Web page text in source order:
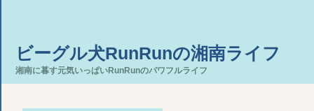
ビーグル犬RunRunの湘南ライフ
湘南に暮す元気いっぱいRunRunのパワフルライフ